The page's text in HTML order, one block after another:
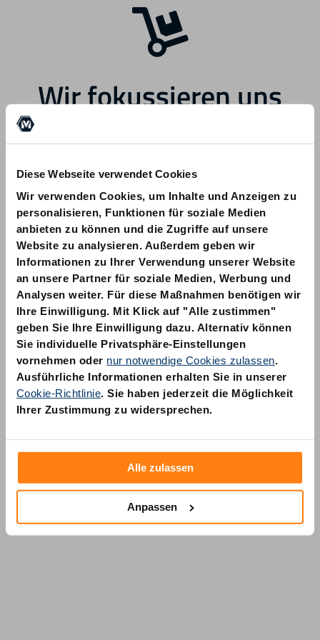
Diese Webseite verwendet Cookies
Wir verwenden Cookies, um Inhalte und Anzeigen zu
personalisieren, Funktionen für soziale Medien
anbieten zu können und die Zugriffe auf unsere
Website zu analysieren. Außerdem geben wir
Informationen zu Ihrer Verwendung unserer Website
an unsere Partner für soziale Medien, Werbung und
Analysen weiter. Für diese Maßnahmen benötigen wir
Ihre Einwilligung. Mit Klick auf "Alle zustimmen"
geben Sie Ihre Einwilligung dazu. Alternativ können
Sie individuelle Privatsphäre-Einstellungen
vornehmen oder nur notwendige Cookies zulassen.
Ausführliche Informationen erhalten Sie in unserer
Cookie-Richtlinie. Sie haben jederzeit die Möglichkeit
Ihrer Zustimmung zu widersprechen.
Alle zulassen
Anpassen
Wir fokussieren uns
zukünftig auf andere
Bereiche.
Bei Fragen zu Ihrer Bestellung wenden
Sie sich bitte an info@am-quality.com
AM Quality GmbH
Wolfsstraße 6-14